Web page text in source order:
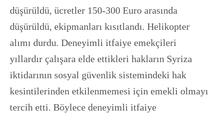
düşürüldü, ücretler 150-300 Euro arasında
düşürüldü, ekipmanları kısıtlandı. Helikopter
alımı durdu. Deneyimli itfaiye emekçileri
yıllardır çalışara elde ettikleri hakların Syriza
iktidarının sosyal güvenlik sistemindeki hak
kesintilerinden etkilenmemesi için emekli olmayı
tercih etti. Böylece deneyimli itfaiye